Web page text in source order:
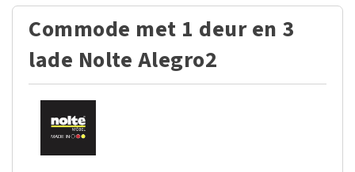
Commode met 1 deur en 3
lade Nolte Alegro2